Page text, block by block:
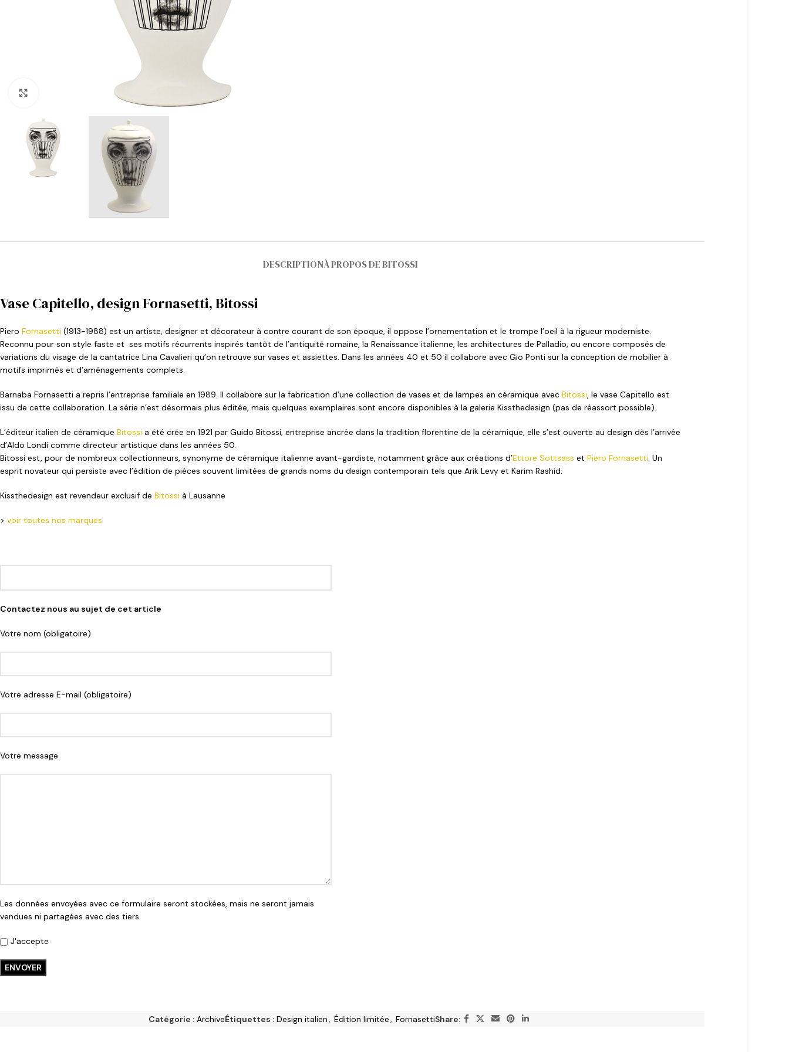
Cliquer pour agrandir
DESCRIPTIONÀ PROPOS DE BITOSSI
Vase Capitello, design Fornasetti, Bitossi
Piero Fornasetti (1913-1988) est un artiste, designer et décorateur à contre courant de son époque, il oppose l’ornementation et le trompe l’oeil à la rigueur moderniste.
Reconnu pour son style faste et ses motifs récurrents inspirés tantôt de l’antiquité romaine, la Renaissance italienne, les architectures de Palladio, ou encore composés de
variations du visage de la cantatrice Lina Cavalieri qu’on retrouve sur vases et assiettes. Dans les années 40 et 50 il collabore avec Gio Ponti sur la conception de mobilier à
motifs imprimés et d’aménagements complets.
Barnaba Fornasetti a repris l’entreprise familiale en 1989. Il collabore sur la fabrication d’une collection de vases et de lampes en céramique avec Bitossi, le vase Capitello est
issu de cette collaboration. La série n’est désormais plus éditée, mais quelques exemplaires sont encore disponibles à la galerie Kissthedesign (pas de réassort possible).
L’éditeur italien de céramique Bitossi a été crée en 1921 par Guido Bitossi, entreprise ancrée dans la tradition florentine de la céramique, elle s’est ouverte au design dès l’arrivée
d’Aldo Londi comme directeur artistique dans les années 50.
Bitossi est, pour de nombreux collectionneurs, synonyme de céramique italienne avant-gardiste, notamment grâce aux créations d’Ettore Sottsass et Piero Fornasetti. Un
esprit novateur qui persiste avec l’édition de pièces souvent limitées de grands noms du design contemporain tels que Arik Levy et Karim Rashid.
Kissthedesign est revendeur exclusif de Bitossi à Lausanne
> voir toutes nos marques
Contactez nous au sujet de cet article
Votre nom (obligatoire)
Votre adresse E-mail (obligatoire)
Votre message
Les données envoyées avec ce formulaire seront stockées, mais ne seront jamais
vendues ni partagées avec des tiers
J'accepte
Catégorie : ArchiveÉtiquettes : Design italien Édition limitée FornasettiShare: